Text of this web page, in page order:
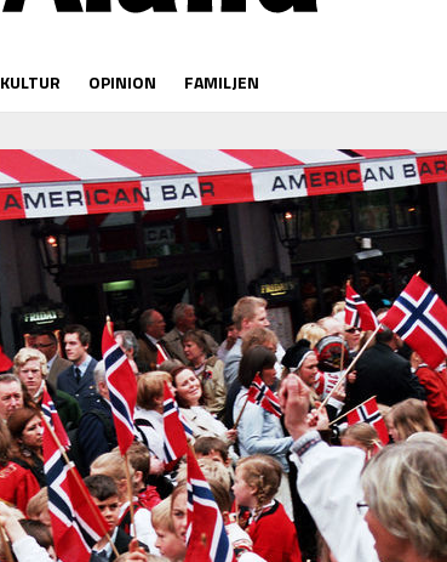
KULTUR OPINION FAMILJEN